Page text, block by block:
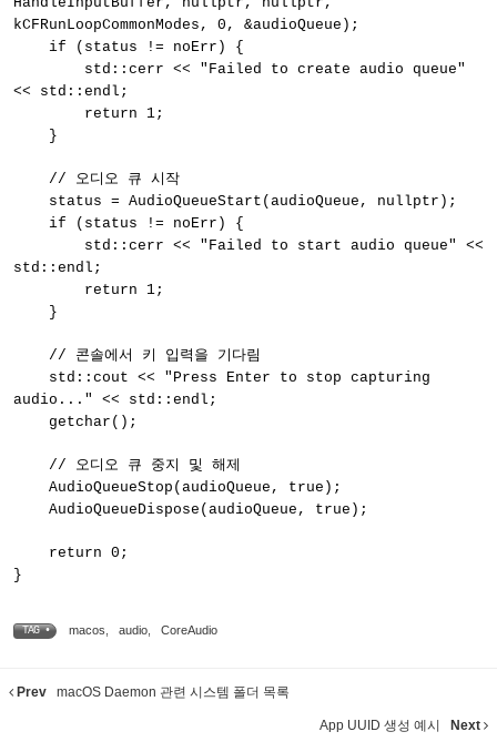
kCFRunLoopCommonModes, 0, &audioQueue);
if (status != noErr) {
std::cerr << "Failed to create audio queue"
<< std::endl;
return 1;
}
// 오디오 큐 시작
status = AudioQueueStart(audioQueue, nullptr);
if (status != noErr) {
std::cerr << "Failed to start audio queue" <<
std::endl;
return 1;
}
// 콘솔에서 키 입력을 기다림
std::cout << "Press Enter to stop capturing
audio..." << std::endl;
getchar();
// 오디오 큐 중지 및 해제
AudioQueueStop(audioQueue, true);
AudioQueueDispose(audioQueue, true);
return 0;
}
TAG • macos audio CoreAudio
Prev macOS Daemon 관련 시스템 폴더 목록
App UUID 생성 예시 Next